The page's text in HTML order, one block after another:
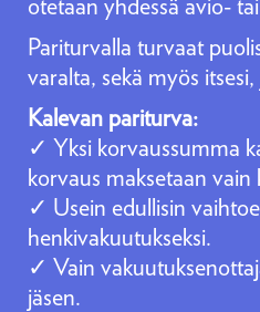
Pariturvalla turvaat
varalta, sekä myös
Kalevan pariturva:
✓ Yksi korvaussumma
korvaus maksetaan vain
✓ Usein edullisin
henkivakuutukseksi.
✓ Vain
jäsen.